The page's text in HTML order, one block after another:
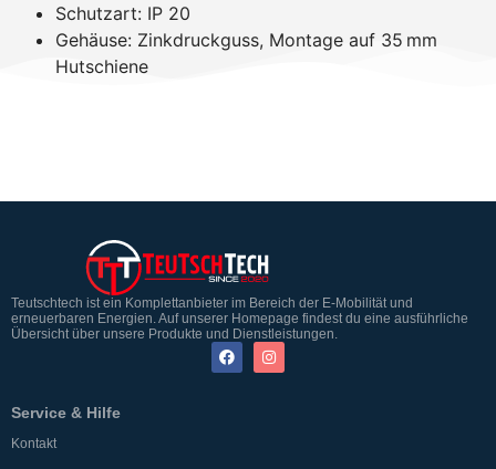
Schutzart: IP 20
Gehäuse: Zinkdruckguss, Montage auf 35 mm
Hutschiene
Teutschtech ist ein Komplettanbieter im Bereich der E-Mobilität und
erneuerbaren Energien. Auf unserer Homepage findest du eine ausführliche
Übersicht über unsere Produkte und Dienstleistungen.
Service & Hilfe
Kontakt